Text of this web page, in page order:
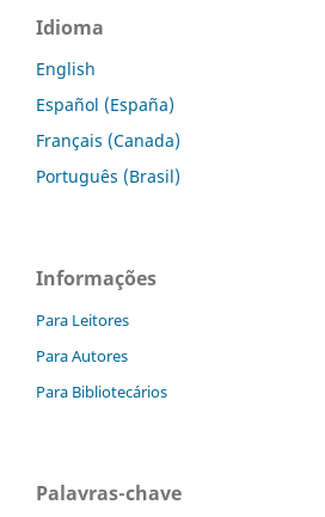
Idioma
English
Español (España)
Français (Canada)
Português (Brasil)
Informações
Para Leitores
Para Autores
Para Bibliotecários
Palavras-chave